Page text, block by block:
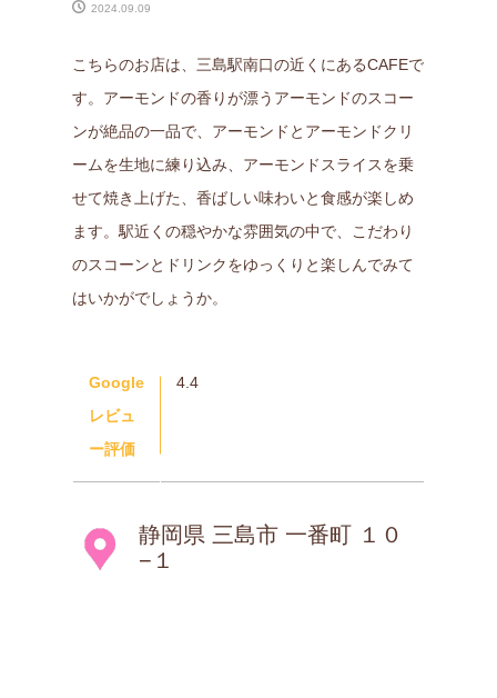
2024.09.09
こちらのお店は、三島駅南口の近くにあるCAFEで
す。アーモンドの香りが漂うアーモンドのスコー
ンが絶品の一品で、アーモンドとアーモンドクリ
ームを生地に練り込み、アーモンドスライスを乗
せて焼き上げた、香ばしい味わいと食感が楽しめ
ます。駅近くの穏やかな雰囲気の中で、こだわり
のスコーンとドリンクをゆっくりと楽しんでみて
はいかがでしょうか。
Google
レビュ
ー評価
4.4
静岡県 三島市 一番町 １０
−１